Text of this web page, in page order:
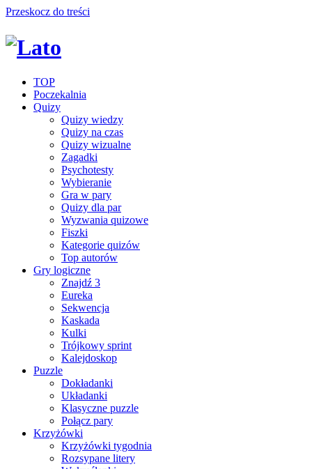
Przeskocz do treści
TOP
Poczekalnia
Quizy
Quizy wiedzy
Quizy na czas
Quizy wizualne
Zagadki
Psychotesty
Wybieranie
Gra w pary
Quizy dla par
Wyzwania quizowe
Fiszki
Kategorie quizów
Top autorów
Gry logiczne
Znajdź 3
Eureka
Sekwencja
Kaskada
Kulki
Trójkowy sprint
Kalejdoskop
Puzzle
Dokładanki
Układanki
Klasyczne puzzle
Połącz pary
Krzyżówki
Krzyżówki tygodnia
Rozsypane litery